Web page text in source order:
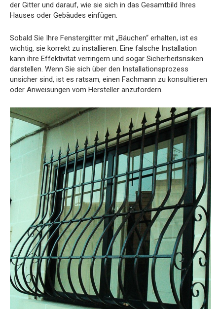
der Gitter und darauf, wie sie sich in das Gesamtbild Ihres
Hauses oder Gebäudes einfügen.
Sobald Sie Ihre Fenstergitter mit „Bäuchen“ erhalten, ist es
wichtig, sie korrekt zu installieren. Eine falsche Installation
kann ihre Effektivität verringern und sogar Sicherheitsrisiken
darstellen. Wenn Sie sich über den Installationsprozess
unsicher sind, ist es ratsam, einen Fachmann zu konsultieren
oder Anweisungen vom Hersteller anzufordern.